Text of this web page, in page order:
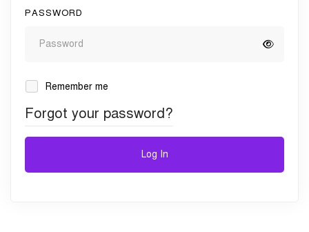
PASSWORD
Remember me
Forgot your password?
Log In